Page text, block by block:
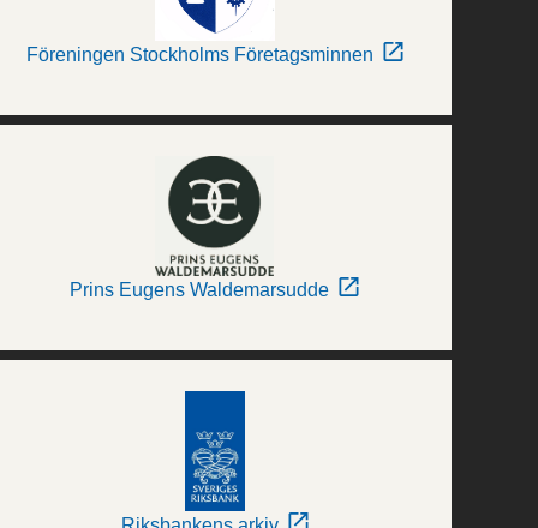
Föreningen Stockholms Företagsminnen
Prins Eugens Waldemarsudde